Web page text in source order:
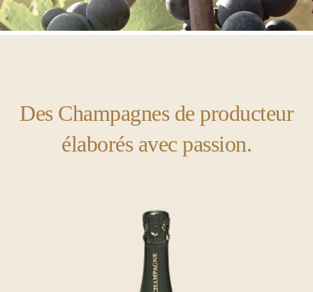
Des Champagnes de producteur
élaborés avec passion.